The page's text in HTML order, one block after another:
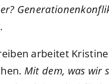
arbeitet
Mit dem, was wir